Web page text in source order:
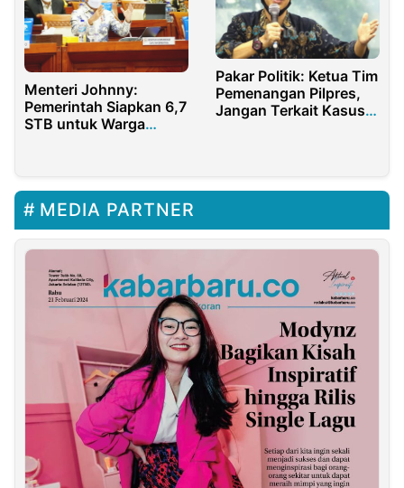
Menteri Johnny:
Pemerintah Siapkan 6,7
STB untuk Warga
Pakar Politik: Ketua Tim
Pemenangan Pilpres,
Jangan Terkait Kasus
MEDIA PARTNER